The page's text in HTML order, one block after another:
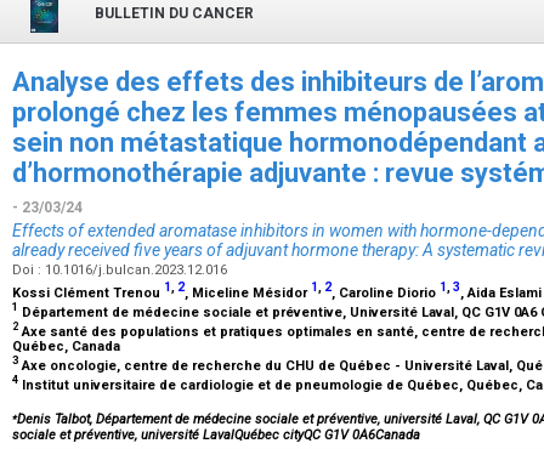
BULLETIN DU CANCER
Analyse des effets des inhibiteurs de
prolongé chez les femmes ménopausées
sein non métastatique hormonodépendant
d’hormonothérapie adjuvante : revue
- 23/03/24
Effects of extended aromatase inhibitors in women with hormone-
already received five years of adjuvant hormone therapy: A systematic
Doi : 10.1016/j.bulcan.2023.12.016
Kossi Clément Trenou 1, 2, Miceline Mésidor 1, 2, Caroline Diorio 1,3, Aida Eslami
1 Département de médecine sociale et préventive, Université Laval, QC G1V 0A6
2 Axe santé des populations et pratiques optimales en santé, centre de
Québec, Canada
3 Axe oncologie, centre de recherche du CHU de Québec - Université Laval,
4 Institut universitaire de cardiologie et de pneumologie de Québec, Québec,
⁎Denis Talbot, Département de médecine sociale et préventive, université Laval, QC G1V
sociale et préventive, université LavalQuébec cityQC G1V 0A6Canada